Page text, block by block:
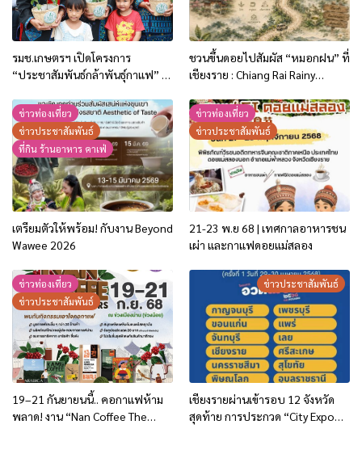
รมช.เกษตรฯ เปิดโครงการ
“ประชาสัมพันธ์กล้าพันธุ์กาแฟ” ที่
ใช้พันธุ์ดี ยกระดับกาแฟไทยสู่ตลาด
โลก
ชวนขึ้นดอยไปสัมผัส “หมอกฝน” ที่
เชียงราย : Chiang Rai Rainy
ข่าวท่องเที่ยว
ข่าวประชาสัมพันธ์
ที่กิน ร้านอาหาร คาเฟ่
เตรียมตัวให้พร้อม! กับงาน Beyond
Wawee 2026
ข่าวท่องเที่ยว
ข่าวประชาสัมพันธ์
21-23 พ.ย 68 | เทศกาลอาหารชน
เผ่า และกาแฟดอยแม่สลอง
ข่าวท่องเที่ยว
ข่าวประชาสัมพันธ์
19–21 กันยายนนี้.. คอกาแฟห้าม
พลาด! งาน “Nan Coffee The
ข่าวประชาสัมพันธ์
เชียงรายผ่านเข้ารอบ 12 จังหวัด
สุดท้าย การประกวด “City Expo